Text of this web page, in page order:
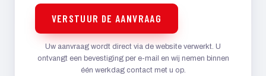
VERSTUUR DE AANVRAAG
Uw aanvraag wordt direct via de website verwerkt. U
ontvangt een bevestiging per e-mail en wij nemen binnen
één werkdag contact met u op.